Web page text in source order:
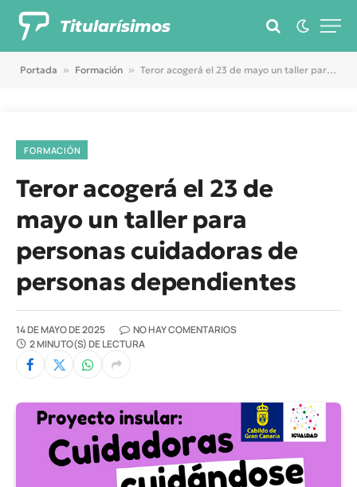
Titularísimos
Portada » Formación » Teror acogerá el 23 de mayo un taller para personas cuidadoras de personas dependientes
FORMACIÓN
Teror acogerá el 23 de
mayo un taller para
personas cuidadoras de
personas dependientes
14 DE MAYO DE 2025
NO HAY COMENTARIOS
2 MINUTO(S) DE LECTURA